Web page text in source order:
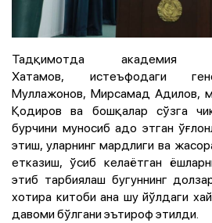
Тадқимотда академия
Хатамов, истеъфодаги
Муллажонов, Мирсамад Адилов,
Қодиров ва бошқалар сўзга
бурчини муносиб адо этган
этиш, уларнинг мардлиги ва
етказиш, ўсиб келаётган
этиб тарбиялаш бугуннинг
хотира китоби ана шу йўлдаги
давоми бўлгани эътироф этилди.